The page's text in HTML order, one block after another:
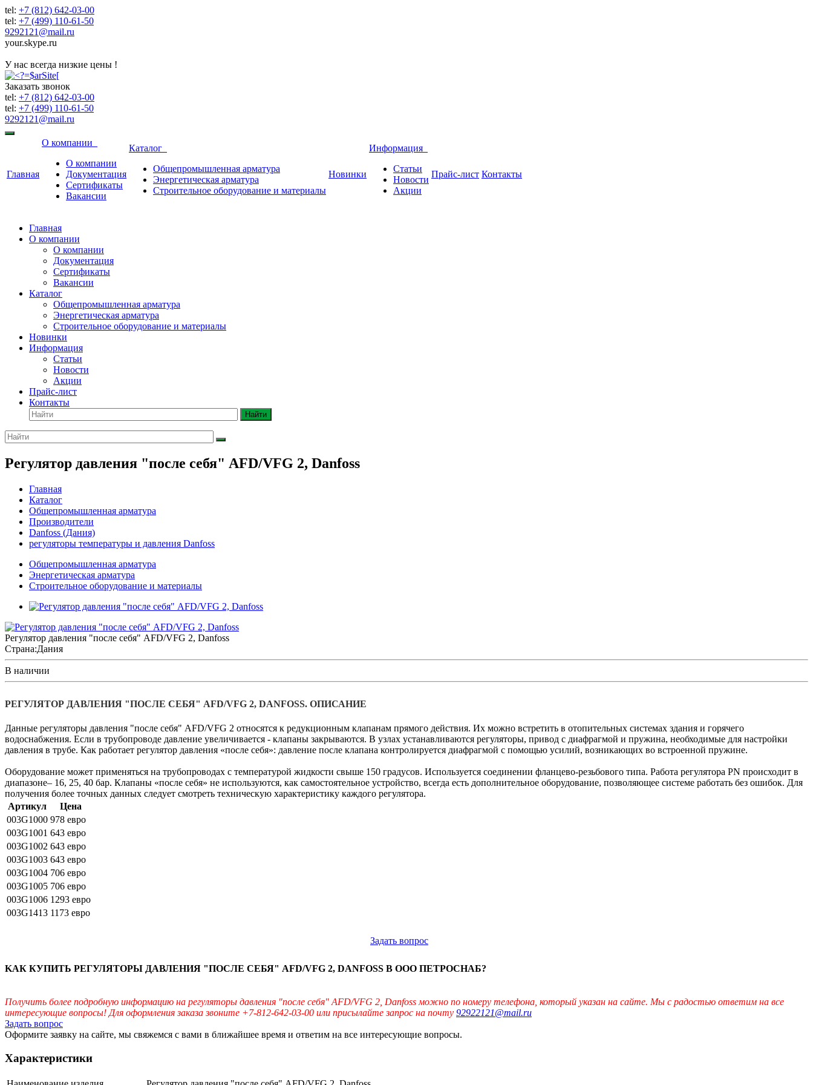
tel: +7 (812) 642-03-00
tel: +7 (499) 110-61-50
9292121@mail.ru
your.skype.ru
У нас всегда низкие цены !
Заказать звонок
tel: +7 (812) 642-03-00
tel: +7 (499) 110-61-50
9292121@mail.ru
Главная
О компании
О компании
Документация
Сертификаты
Вакансии
Каталог
Общепромышленная арматура
Энергетическая арматура
Строительное оборудование и материалы
Новинки
Информация
Статьи
Новости
Акции
Прайс-лист Контакты
Главная
О компании
О компании
Документация
Сертификаты
Вакансии
Каталог
Общепромышленная арматура
Энергетическая арматура
Строительное оборудование и материалы
Новинки
Информация
Статьи
Новости
Акции
Прайс-лист
Контакты
Найти
Регулятор давления "после себя" AFD/VFG 2, Danfoss
Главная
Каталог
Общепромышленная арматура
Производители
Danfoss (Дания)
регуляторы температуры и давления Danfoss
Общепромышленная арматура
Энергетическая арматура
Строительное оборудование и материалы
Регулятор давления "после себя" AFD/VFG 2, Danfoss
Страна:Дания
В наличии
РЕГУЛЯТОР ДАВЛЕНИЯ "ПОСЛЕ СЕБЯ" AFD/VFG 2, DANFOSS. ОПИСАНИЕ
Данные регуляторы давления "после себя" AFD/VFG 2 относятся к редукционным клапанам прямого действия. Их можно встретить в отопительных системах здания и горячего
водоснабжения. Если в трубопроводе давление увеличивается - клапаны закрываются. В узлах устанавливаются регуляторы, привод с диафрагмой и пружина, необходимые для настройки
давления в трубе. Как работает регулятор давления «после себя»: давление после клапана контролируется диафрагмой с помощью усилий, возникающих во встроенной пружине.
Оборудование может применяться на трубопроводах с температурой жидкости свыше 150 градусов. Используется соединении фланцево-резьбового типа. Работа регулятора PN происходит в
диапазоне– 16, 25, 40 бар. Клапаны «после себя» не используются, как самостоятельное устройство, всегда есть дополнительное оборудование, позволяющее системе работать без ошибок. Для
получения более точных данных следует смотреть техническую характеристику каждого регулятора.
Артикул
Цена
003G1000 978 евро
003G1001 643 евро
003G1002 643 евро
003G1003 643 евро
003G1004 706 евро
003G1005 706 евро
003G1006 1293 евро
003G1413 1173 евро
Задать вопрос
KАК КУПИТЬ РЕГУЛЯТОРЫ ДАВЛЕНИЯ "ПОСЛЕ СЕБЯ" AFD/VFG 2, DANFOSS В ООО ПЕТРОСНАБ?
Получить более подробную информацию на регуляторы давления "после себя" AFD/VFG 2, Danfoss можно по номеру телефона, который указан на сайте. Мы с радостью ответим на все
интересующие вопросы! Для оформления заказа звоните +7-812-642-03-00 или присылайте запрос на почту 92922121@mail.ru
Задать вопрос
Оформите заявку на сайте, мы свяжемся с вами в ближайшее время и ответим на все интересующие вопросы.
Характеристики